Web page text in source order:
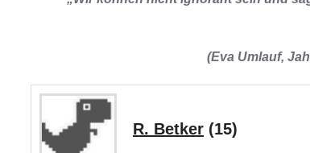
(Eva Umlauf,
R. Betker (15)